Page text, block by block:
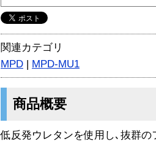
関連カテゴリ
MPD | MPD-MU1
商品概要
低反発ウレタンを使用し､抜群の